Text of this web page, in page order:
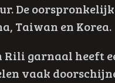
De
Taiwan en Korea.
Rili garnaal heeft
vaak